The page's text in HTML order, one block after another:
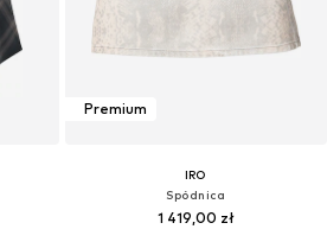
Premium
IRO
Spódnica
1 419,00 zł